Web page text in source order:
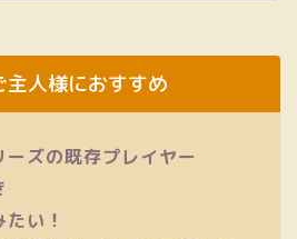
主人様におすすめ
ズの既存プレイヤー
い！